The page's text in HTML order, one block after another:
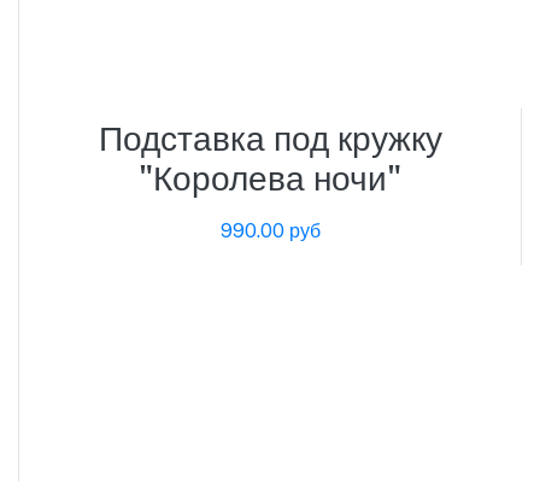
Подставка под кружку
"Королева ночи"
990.00 руб